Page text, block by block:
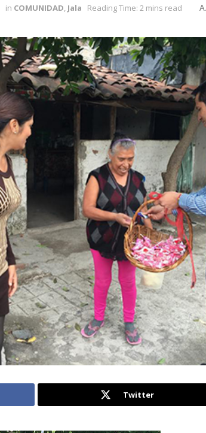
in COMUNIDAD, Jala Reading Time: 2 mins read A
Twitter